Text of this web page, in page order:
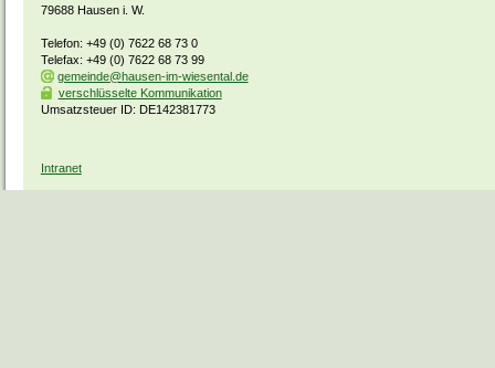
79688 Hausen i. W.
Telefon: +49 (0) 7622 68 73 0
Telefax: +49 (0) 7622 68 73 99
gemeinde@hausen-im-wiesental.de
verschlüsselte Kommunikation
Umsatzsteuer ID: DE142381773
Intranet